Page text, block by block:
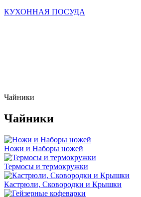
КУХОННАЯ ПОСУДА
Чайники
Чайники
Ножи и Наборы ножей
Термосы и термокружки
Кастрюли, Сковородки и Крышки